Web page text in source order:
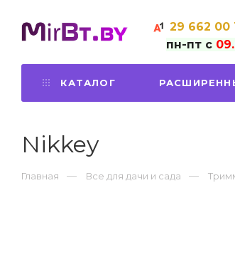
29 662 00
пн-пт с
КАТАЛОГ
Nikkey
Главная Все для дачи и сада